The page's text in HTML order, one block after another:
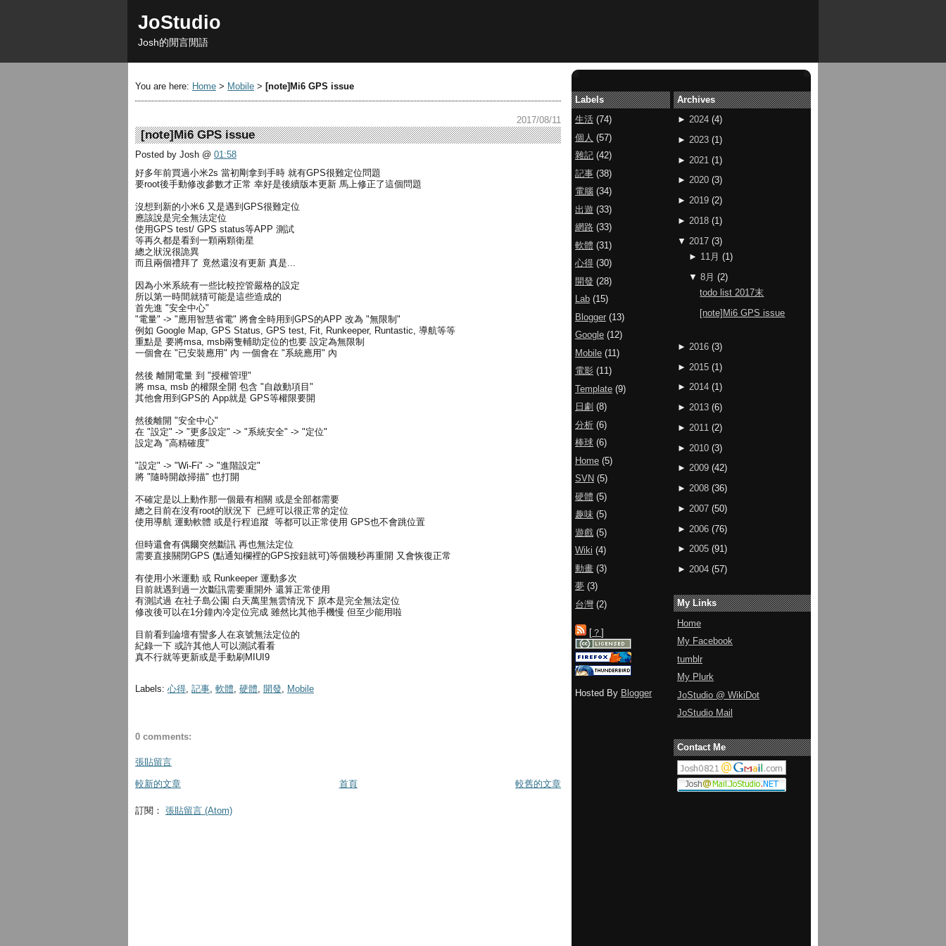
JoStudio
Josh的閒言閒語
You are here: Home > Mobile > [note]Mi6 GPS issue
2017/08/11
[note]Mi6 GPS issue
Posted by Josh @ 01:58
好多年前買過小米2s 當初剛拿到手時 就有GPS很難定位問題
要root後手動修改參數才正常 幸好是後續版本更新 馬上修正了這個問題
沒想到新的小米6 又是遇到GPS很難定位
應該說是完全無法定位
使用GPS test/ GPS status等APP 測試
等再久都是看到一顆兩顆衛星
總之狀況很詭異
而且兩個禮拜了 竟然還沒有更新 真是...
因為小米系統有一些比較控管嚴格的設定
所以第一時間就猜可能是這些造成的
首先進 "安全中心"
"電量" -> "應用智慧省電" 將會全時用到GPS的APP 改為 "無限制"
例如 Google Map, GPS Status, GPS test, Fit, Runkeeper, Runtastic, 導航等等
重點是 要將msa, msb兩隻輔助定位的也要 設定為無限制
一個會在 "已安裝應用" 內 一個會在 "系統應用" 內
然後 離開電量 到 "授權管理"
將 msa, msb 的權限全開 包含 "自啟動項目"
其他會用到GPS的 App就是 GPS等權限要開
然後離開 "安全中心"
在 "設定" -> "更多設定" -> "系統安全" -> "定位"
設定為 "高精確度"
"設定" -> "Wi-Fi" -> "進階設定"
將 "隨時開啟掃描" 也打開
不確定是以上動作那一個最有相關 或是全部都需要
總之目前在沒有root的狀況下 已經可以很正常的定位
使用導航 運動軟體 或是行程追蹤 等都可以正常使用 GPS也不會跳位置
但時還會有偶爾突然斷訊 再也無法定位
需要直接關閉GPS (點通知欄裡的GPS按鈕就可)等個幾秒再重開 又會恢復正常
有使用小米運動 或 Runkeeper 運動多次
目前就遇到過一次斷訊需要重開外 還算正常使用
有測試過 在社子島公園 白天萬里無雲情況下 原本是完全無法定位
修改後可以在1分鐘內冷定位完成 雖然比其他手機慢 但至少能用啦
目前看到論壇有蠻多人在哀號無法定位的
紀錄一下 或許其他人可以測試看看
真不行就等更新或是手動刷MIUI9
Labels: 心得, 記事, 軟體, 硬體, 開發, Mobile
0 comments:
張貼留言
較新的文章 較舊的文章
首頁
訂閱： 張貼留言 (Atom)
Archives
► 2024 (4)
► 2023 (1 )
► 2021 (1)
► 2020 (3)
► 2019 (2)
► 2018 (1 )
▼ 2017 (3)
► 11月 (1 )
▼ 8月 (2)
todo list 2017末
[note]Mi6 GPS issue
► 2016 (3)
► 2015 (1)
► 2014 (1)
► 2013 (6)
► 2011 (2)
► 2010 (3)
► 2009 (42)
► 2008 (36)
► 2007 (50)
► 2006 (76)
► 2005 (91)
► 2004 (57)
My Links
Home
My Facebook
tumblr
My Plurk
JoStudio @ WikiDot
JoStudio Mail
Contact Me
Labels
生活 (74)
個人 (57)
雜記 (42)
記事 (38)
電腦 (34)
出遊 (33)
網路 (33)
軟體 (31)
心得 (30)
開發 (28)
Lab (15)
Blogger (13)
Google (12)
Mobile (11)
電影 (11)
Template (9)
日劇 (8)
分析 (6)
棒球 (6)
Home (5)
SVN (5)
硬體 (5)
趣味 (5)
遊戲 (5)
Wiki (4)
動畫 (3)
夢 (3)
台灣 (2)
[ ？ ]
Hosted By Blogger